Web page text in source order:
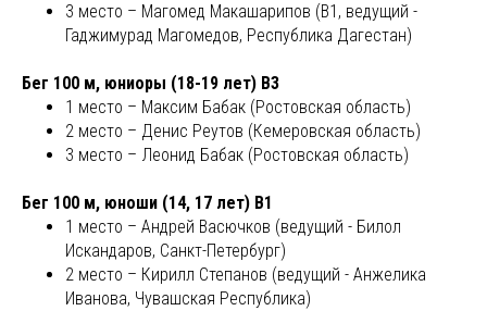
3 место – Магомед Макашарипов (В1, ведущий -
Гаджимурад Магомедов, Республика Дагестан)
Бег 100 м, юниоры (18-19 лет) В3
1 место – Максим Бабак (Ростовская область)
2 место – Денис Реутов (Кемеровская область)
3 место – Леонид Бабак (Ростовская область)
Бег 100 м, юноши (14, 17 лет) В1
1 место – Андрей Васючков (ведущий - Билол
Искандаров, Санкт-Петербург)
2 место – Кирилл Степанов (ведущий - Анжелика
Иванова, Чувашская Республика)